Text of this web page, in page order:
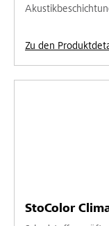
Zu den
StoColor